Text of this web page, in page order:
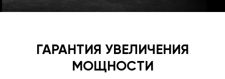
ГАРАНТИЯ УВЕЛИЧЕНИЯ
МОЩНОСТИ